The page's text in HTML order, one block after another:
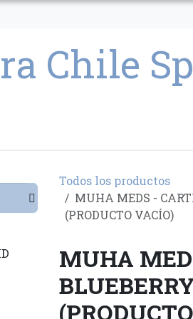
Todos los productos
MUHA MEDS -
(PRODUCTO VACÍO)
MUHA